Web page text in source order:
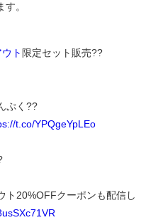
。
ト 限定セット販売??
ぷく??
t.co/YPQgeYpLEo
ト20%OFFクーポンも配信し